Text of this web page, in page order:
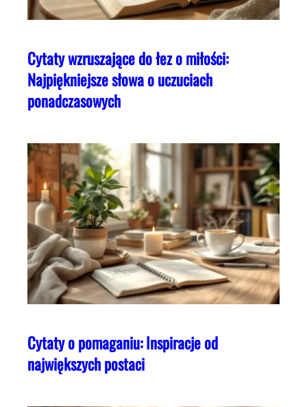
Cytaty wzruszające do łez o miłości:
Najpiękniejsze słowa o uczuciach
ponadczasowych
Cytaty o pomaganiu: Inspiracje od
największych postaci